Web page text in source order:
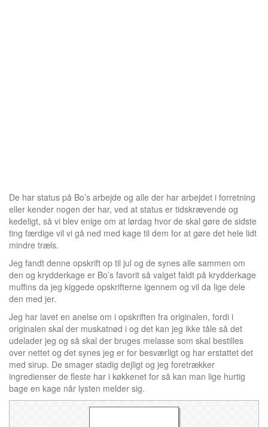
De har status på Bo’s arbejde og alle der har arbejdet i forretning
eller kender nogen der har, ved at status er tidskrævende og
kedeligt, så vi blev enige om at lørdag hvor de skal gøre de sidste
ting færdige vil vi gå ned med kage til dem for at gøre det hele lidt
mindre træls.
Jeg fandt denne opskrift op til jul og de synes alle sammen om
den og krydderkage er Bo’s favorit så valget faldt på krydderkage
muffins da jeg kiggede opskrifterne igennem og vil da lige dele
den med jer.
Jeg har lavet en anelse om i opskriften fra originalen, fordi i
originalen skal der muskatnød i og det kan jeg ikke tåle så det
udelader jeg og så skal der bruges melasse som skal bestilles
over nettet og det synes jeg er for besværligt og har erstattet det
med sirup. De smager stadig dejligt og jeg foretrækker
ingredienser de fleste har i køkkenet for så kan man lige hurtig
bage en kage når lysten melder sig.